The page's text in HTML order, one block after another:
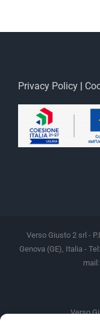
Privacy Policy
Verso Giusto 2 srl -
Genova (GE), Italia -
mail:
Verso